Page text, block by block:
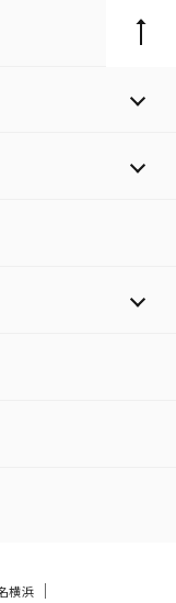
横浜